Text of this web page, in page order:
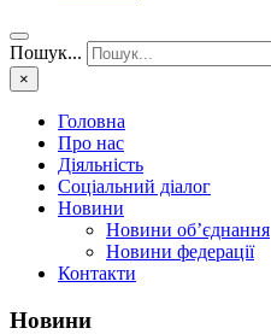
Пошук...
×
Головна
Про нас
Діяльність
Соціальний діалог
Новини
Новини об’єднання
Новини федерації
Контакти
Новини